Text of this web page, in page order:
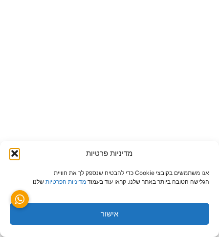
מדיניות פרטיות
אנו משתמשים בקובצי Cookie כדי להבטיח שנספק לך את חוויית
הגלישה הטובה ביותר באתר שלנו. קראו עוד בעמודמדיניות הפרטיות שלנו
אישור